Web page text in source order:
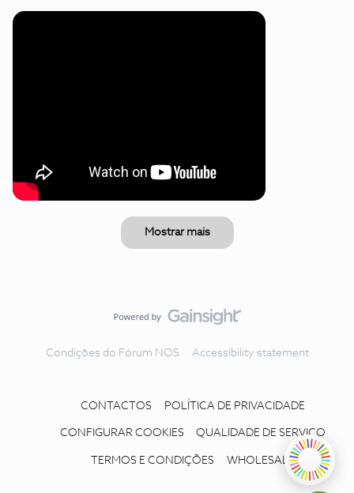
Mostrar mais
Condições do Fórum NOS Accessibility statement
CONTACTOS POLÍTICA DE PRIVACIDADE
CONFIGURAR COOKIES QUALIDADE DE SERVIÇO
TERMOS E CONDIÇÕES WHOLESALE